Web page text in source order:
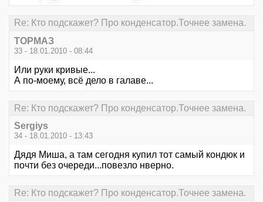
Re: Кто подскажет? Про конденсатор.Точнее замена.
ТОРМАЗ
33 - 18.01.2010 - 08:44
Или руки кривые...
А по-моему, всё дело в галаве...
Re: Кто подскажет? Про конденсатор.Точнее замена.
Sergiys
34 - 18.01.2010 - 13:43
Дядя Миша, а там сегодня купил тот самый кондюк и
почти без очереди...повезло нверно.
Re: Кто подскажет? Про конденсатор.Точнее замена.